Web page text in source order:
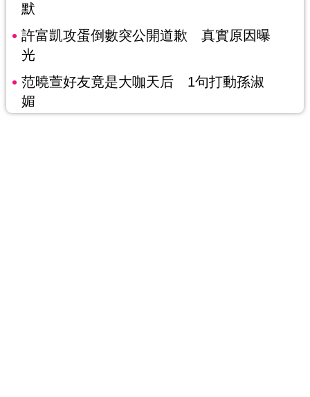
默
許富凱攻蛋倒數突公開道歉 真實原因曝
光
范曉萱好友竟是大咖天后 1句打動孫淑
媚